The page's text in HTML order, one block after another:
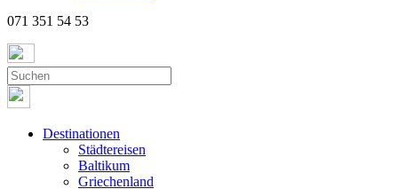
071 351 54 53
Destinationen
Städtereisen
Baltikum
Griechenland